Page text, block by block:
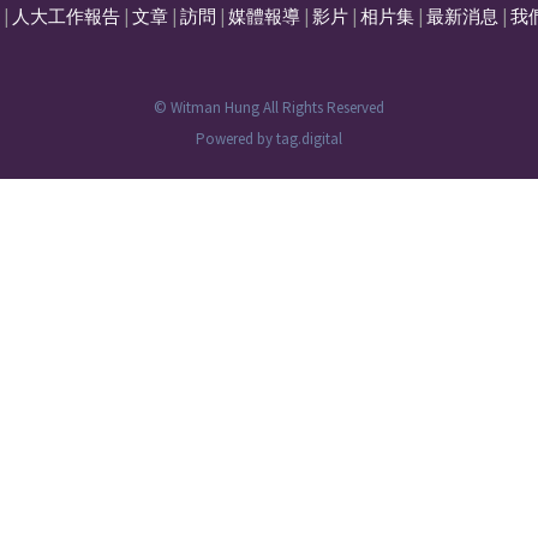
人大工作報告 文章 訪問 媒體報導 影片 相片集 最新消息 我
© Witman Hung All Rights Reserved
Powered bytag.digital